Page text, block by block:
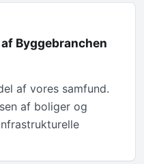
Byggebranchen
af vores samfund.
af boliger og